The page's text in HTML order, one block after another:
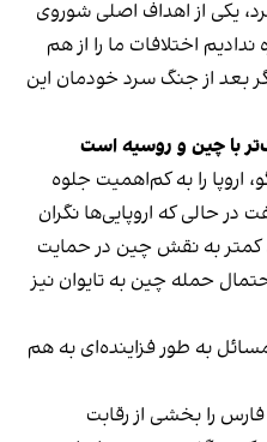
یکی از اهداف اصلی شوروی
اختلافات ما را از هم
بعد از جنگ سرد خودمان این
با چین و روسیه است
اروپا را به کم‌اهمیت جلوه
حالی که اروپایی‌ها نگران
کمتر به نقش چین در حمایت
حمله چین به تایوان نیز
به طور فزاینده‌ای به هم
را بخشی از رقابت